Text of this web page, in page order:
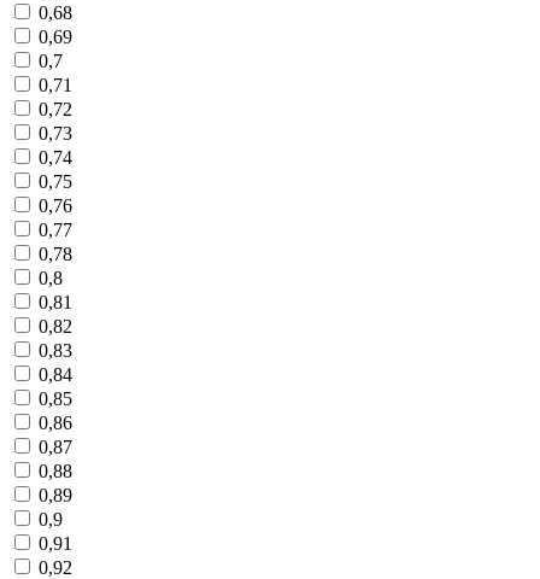
0,68
0,69
0,7
0,71
0,72
0,73
0,74
0,75
0,76
0,77
0,78
0,8
0,81
0,82
0,83
0,84
0,85
0,86
0,87
0,88
0,89
0,9
0,91
0,92